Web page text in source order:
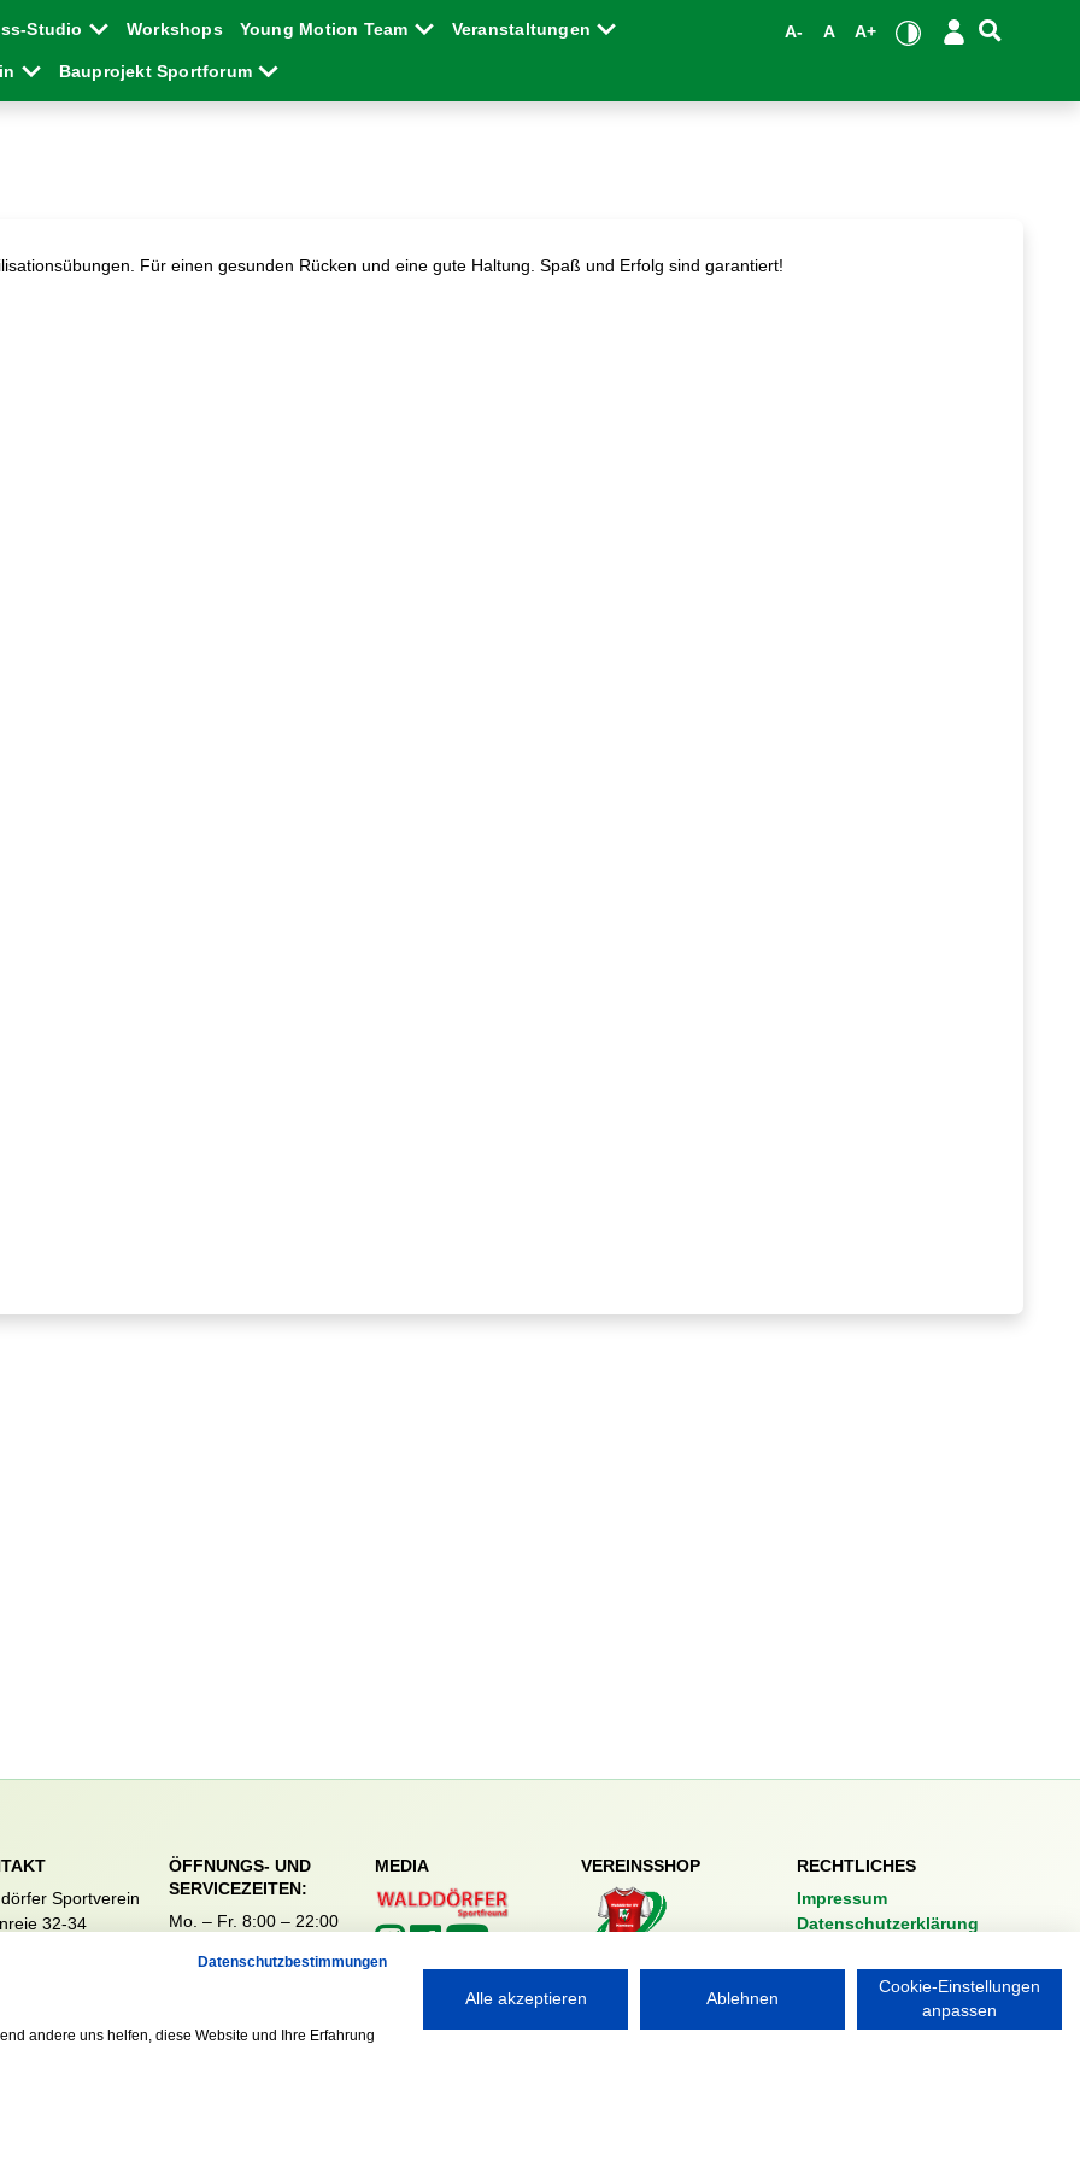
Studio Workshops Young Motion Team Veranstaltungen
Bauprojekt Sportforum
A- A A+
Für einen gesunden Rücken und eine gute Haltung. Spaß und Erfolg sind garantiert!
Sportverein
32-34
ÖFFNUNGS- UND
SERVICEZEITEN:
Mo. – Fr. 8:00 – 22:00
Sa. & So. 9:00 – 19:00
MEDIA VEREINSSHOP
Nordsport.store
RECHTLICHES
Impressum
Datenschutzerklärung
Datenschutzbestimmungen
andere uns helfen, diese Website und Ihre Erfahrung
Alle akzeptieren Ablehnen
Cookie-Einstellungen
anpassen